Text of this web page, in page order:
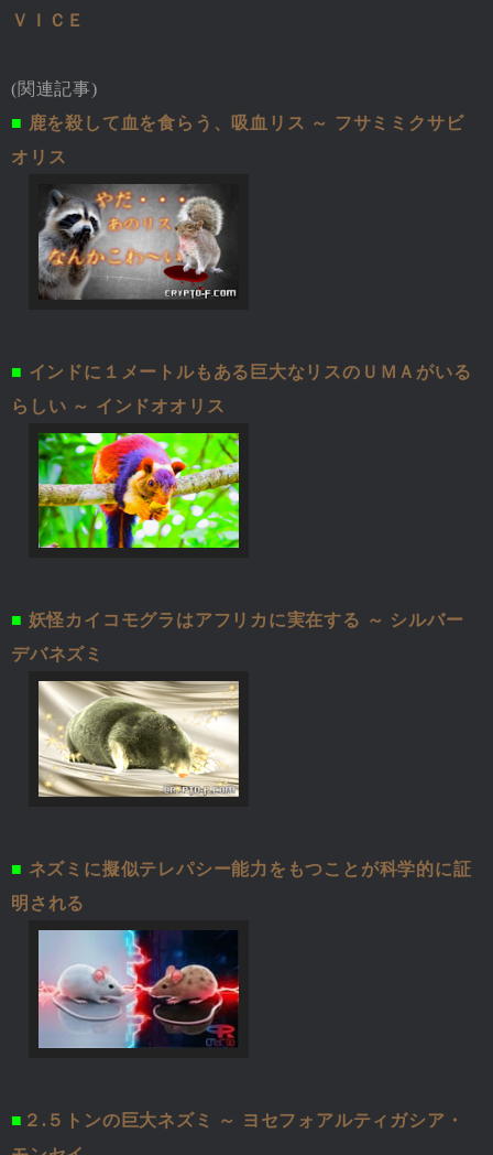
ＶＩＣＥ
(関連記事)
■ 鹿を殺して血を食らう、吸血リス ～ フサミミクサビ
オリス
■ インドに１メートルもある巨大なリスのＵＭＡがいる
らしい ～ インドオオリス
■ 妖怪カイコモグラはアフリカに実在する ～ シルバー
デバネズミ
■ ネズミに擬似テレパシー能力をもつことが科学的に証
明される
■ ２.５トンの巨大ネズミ ～ ヨセフォアルティガシア・